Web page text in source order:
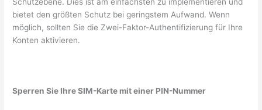
bietet den größten Schutz bei geringstem Aufwand. Wenn
möglich, sollten Sie die Zwei-Faktor-Authentifizierung für Ihre
Konten aktivieren.
Sperren Sie Ihre SIM-Karte mit einer PIN-Nummer